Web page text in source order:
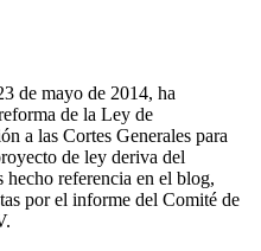
de mayo de 2014, ha
de la Ley de
a las Cortes Generales para
de ley deriva del
hecho referencia en el blog,
por el informe del Comité de